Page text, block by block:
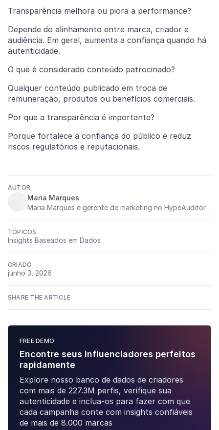
AUTOR
Maria Marques
Maria Marques é gerente de marketing no HypeAuditor, levando para a empresa dados e a experiência em marketing de influência adquirida no mercado latino-americano. Ela é apaixonada por marketing digital sem fronteiras, pela troca de experiências e conhecimento, e por viagens.
Transparência melhora ou piora a performance?
Depende do alinhamento entre marca, criador e
audiência. Em geral, aumenta a confiança quando há
autenticidade.
O que é considerado conteúdo patrocinado?
Qualquer conteúdo publicado em troca de
remuneração, produtos ou benefícios comerciais.
Por que a transparência é importante?
Porque fortalece a confiança do público e reduz
riscos regulatórios e reputacionais.
TÓPICOS
Insights Baseados em Dados
CRIADO
junho 3, 2026
SHARE THE ARTICLE
FREE DEMO
Encontre seus influenciadores perfeitos
rapidamente
Explore nosso banco de dados de criadores
com mais de 227.3M perfis, verifique sua
autenticidade e inclua-os para fazer com que
cada campanha conte com insights confiáveis
de mais de 8.000 marcas